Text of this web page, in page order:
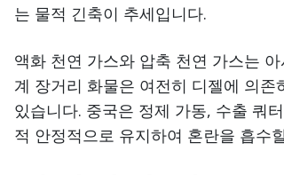
는 물적 긴축이 추세입니다.
액화 천연 가스와 압축 천연 가스는
계 장거리 화물은 여전히 디젤에 의
있습니다. 중국은 정제 가동, 수출 쿼
적 안정적으로 유지하여 혼란을 흡수